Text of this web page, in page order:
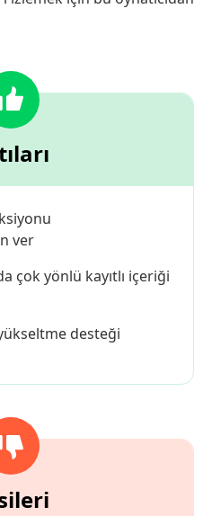
ver
çok yönlü kayıtlı içeriği
desteği